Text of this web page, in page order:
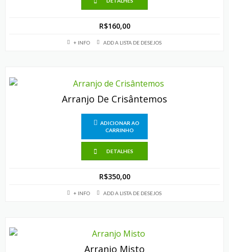
R$160,00
+ INFO ADD A LISTA DE DESEJOS
Arranjo De Crisântemos
ADICIONAR AO
CARRINHO
DETALHES
R$350,00
+ INFO ADD A LISTA DE DESEJOS
Arranjo Misto